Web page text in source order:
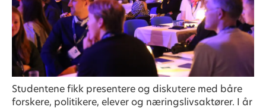
Studentene fikk presentere og diskutere med båre
forskere, politikere, elever og næringslivsaktører. I år